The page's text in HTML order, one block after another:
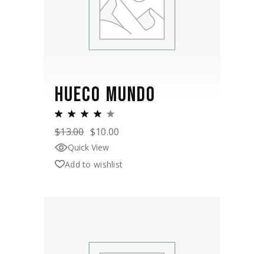
HUECO MUNDO
$13.00 $10.00
Quick View
Add to wishlist